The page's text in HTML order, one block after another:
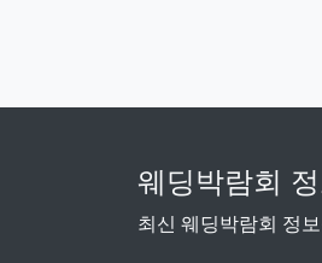
웨딩박람회 정
최신 웨딩박람회 정